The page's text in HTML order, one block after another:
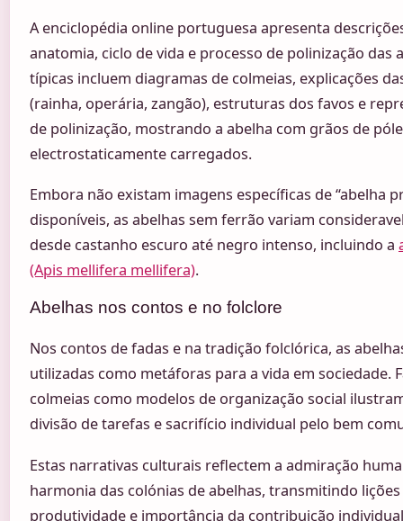
A enciclopédia online portuguesa apresenta
anatomia, ciclo de vida e processo de polinização das
típicas incluem diagramas de colmeias, explicações
(rainha, operária, zangão), estruturas dos favos e
de polinização, mostrando a abelha com grãos de
electrostaticamente carregados.
Embora não existam imagens específicas de “abelha
disponíveis, as abelhas sem ferrão variam
desde castanho escuro até negro intenso, incluindo a
(Apis mellifera mellifera).
Abelhas nos contos e no folclore
Nos contos de fadas e na tradição folclórica, as
utilizadas como metáforas para a vida em sociedade.
colmeias como modelos de organização social
divisão de tarefas e sacrifício individual pelo bem
Estas narrativas culturais reflectem a admiração
harmonia das colónias de abelhas, transmitindo
produtividade e importância da contribuição